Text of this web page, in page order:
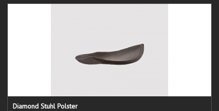
Diamond Stuhl Polster